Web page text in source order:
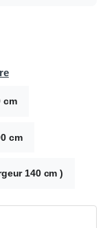
cm
cm
140 cm )